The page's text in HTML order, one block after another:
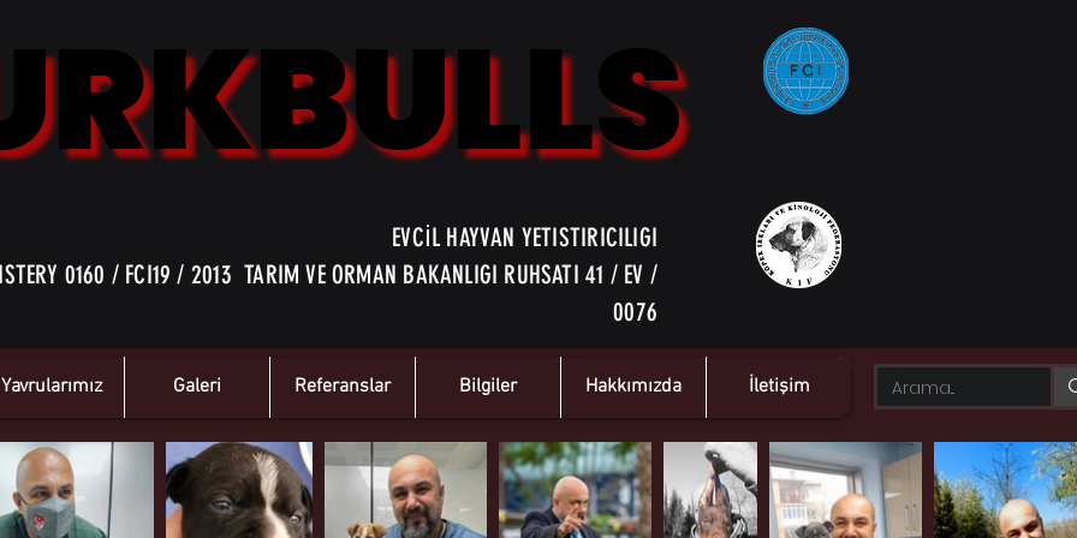
EVCİL HAYVAN YETISTIRICILIGI
0160 / FCI19 / 2013 TARIM VE ORMAN BAKANLIGI RUHSATI 41 / EV /
0076
Yavrularımız Galeri Referanslar Bilgiler Hakkımızda İletişim